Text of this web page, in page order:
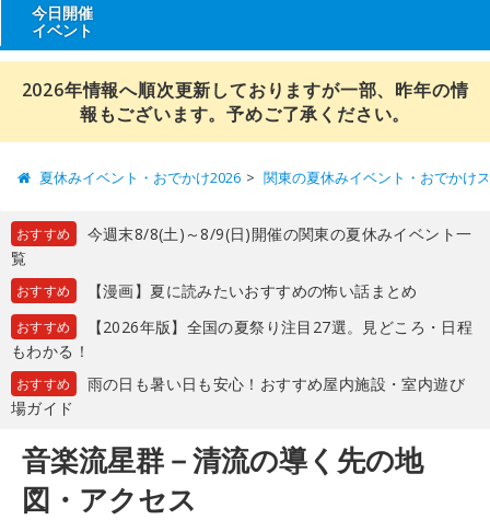
今日開催
イベント
2026年情報へ順次更新しておりますが一部、昨年の情
報もございます。予めご了承ください。
夏休みイベント・おでかけ2026 関東の夏休みイベント・おでかけ
おすすめ
今週末8/8(土)～8/9(日)開催の関東の夏休みイベント一
覧
おすすめ 【漫画】夏に読みたいおすすめの怖い話まとめ
おすすめ
【2026年版】全国の夏祭り注目27選。見どころ・日程
もわかる！
おすすめ
雨の日も暑い日も安心！おすすめ屋内施設・室内遊び
場ガイド
音楽流星群－清流の導く先の地
図・アクセス